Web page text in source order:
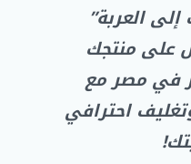
العربة”
على منتجك
في مصر مع
احترافي